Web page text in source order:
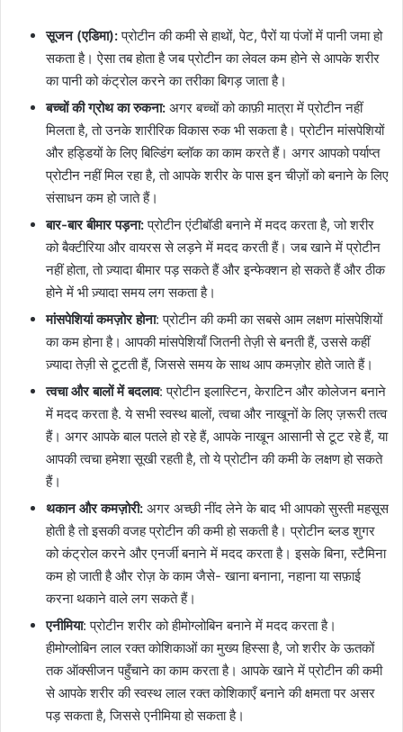
सूजन (एडिमा):प्रोटीन की कमी से हाथों, पेट, पैरों या पंजों में पानी जमा हो
सकता है। ऐसा तब होता है जब प्रोटीन का लेवल कम होने से आपके शरीर
का पानी को कंट्रोल करने का तरीका बिगड़ जाता है।
बच्चों की ग्रोथ का रुकना: अगर बच्चों को काफ़ी मात्रा में प्रोटीन नहीं
मिलता है, तो उनके शारीरिक विकास रुक भी सकता है। प्रोटीन मांसपेशियों
और हड्डियों के लिए बिल्डिंग ब्लॉक का काम करते हैं। अगर आपको पर्याप्त
प्रोटीन नहीं मिल रहा है, तो आपके शरीर के पास इन चीज़ों को बनाने के लिए
संसाधन कम हो जाते हैं।
बार-बार बीमार पड़ना:प्रोटीन एंटीबॉडी बनाने में मदद करता है, जो शरीर
को बैक्टीरिया और वायरस से लड़ने में मदद करती हैं। जब खाने में प्रोटीन
नहीं होता, तो ज़्यादा बीमार पड़ सकते हैं और इन्फेक्शन हो सकते हैं और ठीक
होने में भी ज़्यादा समय लग सकता है।
मांसपेशियां कमज़ोर होना: प्रोटीन की कमी का सबसे आम लक्षण मांसपेशियों
का कम होना है। आपकी मांसपेशियाँ जितनी तेज़ी से बनती हैं, उससे कहीं
ज़्यादा तेज़ी से टूटती हैं, जिससे समय के साथ आप कमज़ोर होते जाते हैं।
त्वचा और बालों में बदलाव: प्रोटीन इलास्टिन, केराटिन और कोलेजन बनाने
में मदद करता है. ये सभी स्वस्थ बालों, त्वचा और नाखूनों के लिए ज़रूरी तत्व
हैं। अगर आपके बाल पतले हो रहे हैं, आपके नाखून आसानी से टूट रहे हैं, या
आपकी त्वचा हमेशा सूखी रहती है, तो ये प्रोटीन की कमी के लक्षण हो सकते
हैं।
थकान और कमज़ोरी: अगर अच्छी नींद लेने के बाद भी आपको सुस्ती महसूस
होती है तो इसकी वजह प्रोटीन की कमी हो सकती है। प्रोटीन ब्लड शुगर
को कंट्रोल करने और एनर्जी बनाने में मदद करता है। इसके बिना, स्टैमिना
कम हो जाती है और रोज़ के काम जैसे- खाना बनाना, नहाना या सफ़ाई
करना थकाने वाले लग सकते हैं।
एनीमिया: प्रोटीन शरीर को हीमोग्लोबिन बनाने में मदद करता है।
हीमोग्लोबिन लाल रक्त कोशिकाओं का मुख्य हिस्सा है, जो शरीर के ऊतकों
तक ऑक्सीजन पहुँचाने का काम करता है। आपके खाने में प्रोटीन की कमी
से आपके शरीर की स्वस्थ लाल रक्त कोशिकाएँ बनाने की क्षमता पर असर
पड़ सकता है, जिससे एनीमिया हो सकता है।